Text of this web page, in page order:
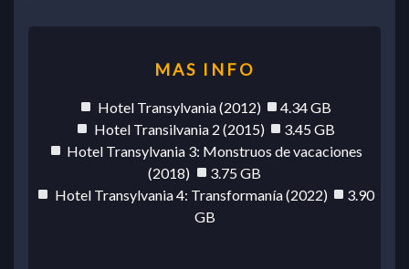
Hotel Transylvania (2012)
4.34 GB
Hotel Transilvania 2 (2015)
3.45 GB
Hotel Transylvania 3: Monstruos de vacaciones
(2018)
3.75 GB
Hotel Transylvania 4: Transformanía (2022)
3.90
GB